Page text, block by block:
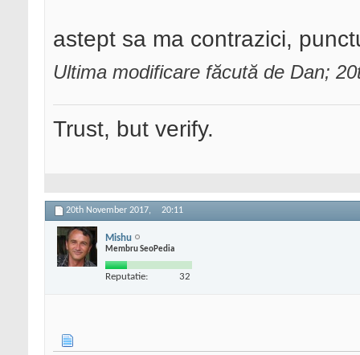
astept sa ma contrazici,
Ultima modificare făcută de Dan;
Trust, but verify.
20th November 2017, 20:11
Mishu
Membru SeoPedia
Reputatie: 32